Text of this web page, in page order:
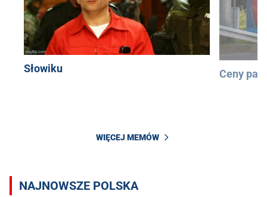
Słowiku Ceny
WIĘCEJ MEMÓW
NAJNOWSZE POLSKA